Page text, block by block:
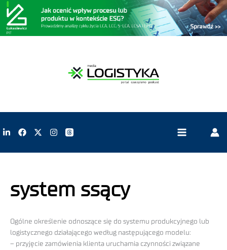
system ssący
Ogólne określenie odnoszące się do systemu produkcyjnego lub
logistycznego działającego według następującego modelu:
– przyjęcie zamówienia klienta uruchamia czynności związane